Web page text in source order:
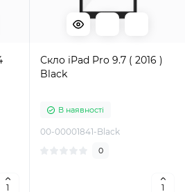
Скло iPad Pro 9.7 ( 2016 )
Black
В наявності
00-00001841-Black
0